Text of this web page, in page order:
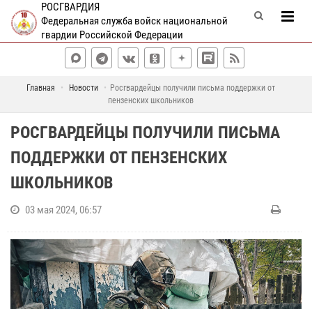
РОСГВАРДИЯ
Федеральная служба войск национальной
гвардии Российской Федерации
Главная Новости
Росгвардейцы получили письма поддержки от
пензенских школьников
РОСГВАРДЕЙЦЫ ПОЛУЧИЛИ ПИСЬМА
ПОДДЕРЖКИ ОТ ПЕНЗЕНСКИХ
ШКОЛЬНИКОВ
03 мая 2024, 06:57